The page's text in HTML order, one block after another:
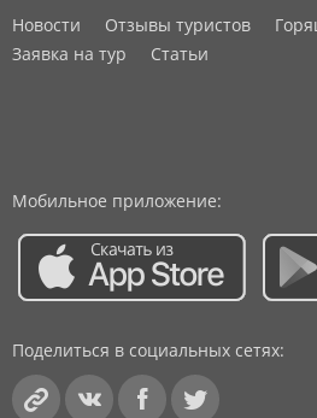
Новости Отзывы туристов
Заявка на тур
Статьи
Мобильное приложение:
Поделиться в социальных сетях: